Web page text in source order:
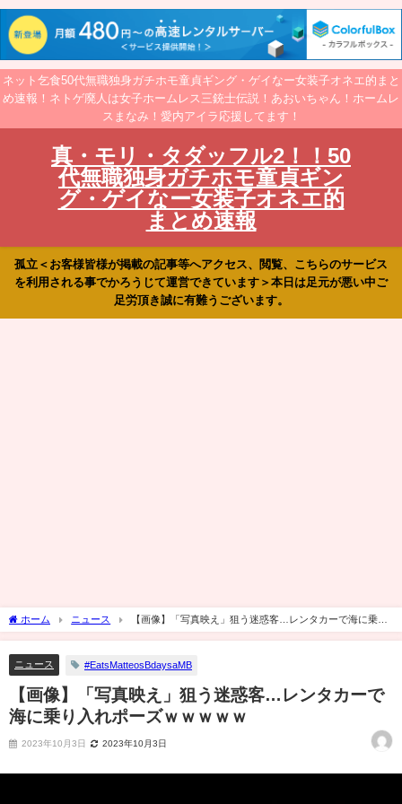
ネット乞食50代無職独身ガチホモ童貞ギング・ゲイなー女装子オネエ的まと
め速報！ネトゲ廃人は女子ホームレス三銃士伝説！あおいちゃん！ホームレ
スまなみ！愛内アイラ応援してます！
真・モリ・タダッフル2！！50
代無職独身ガチホモ童貞ギン
グ・ゲイなー女装子オネエ的
まとめ速報
孤立＜お客様皆様が掲載の記事等へアクセス、閲覧、こちらのサービス
を利用される事でかろうじて運営できています＞本日は足元が悪い中ご
足労頂き誠に有難うございます。
ホーム ニュース
【画像】「写真映え」狙う迷惑客…レンタカーで海に乗り
入れポーズｗｗｗｗｗ
ニュース #EatsMatteosBdaysaMB
【画像】「写真映え」狙う迷惑客…レンタカーで
海に乗り入れポーズｗｗｗｗｗ
2023年10月3日 2023年10月3日